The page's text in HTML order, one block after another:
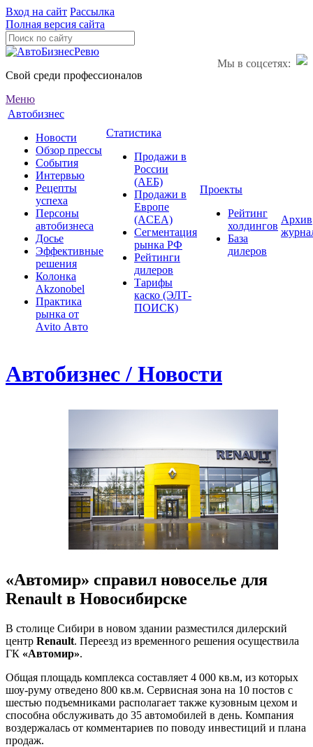
Вход на сайт Рассылка
Полная версия сайта
Мы в соцсетях:
Свой среди профессионалов
Меню
Автобизнес
Новости
Обзор прессы
События
Интервью
Рецепты
успеха
Персоны
автобизнеса
Досье
Эффективные
решения
Колонка
Akzonobel
Практика
рынка от
Аvito Авто
Статистика
Продажи в
России
(АЕБ)
Продажи в
Европе
(ACEA)
Сегментация
рынка РФ
Рейтинги
дилеров
Тарифы
каско (ЭЛТ-
ПОИСК)
Проекты
Рейтинг
холдингов
База
дилеров
Архив
Автобизнес / Новости
«Автомир» справил новоселье для
Renault в Новосибирске
В столице Сибири в новом здании разместился дилерский
центр Renault. Переезд из временного решения осуществила
ГК «Автомир».
Общая площадь комплекса составляет 4 000 кв.м, из которых
шоу-руму отведено 800 кв.м. Сервисная зона на 10 постов с
шестью подъемниками располагает также кузовным цехом и
способна обслуживать до 35 автомобилей в день. Компания
воздержалась от комментариев по поводу инвестиций и плана
продаж.